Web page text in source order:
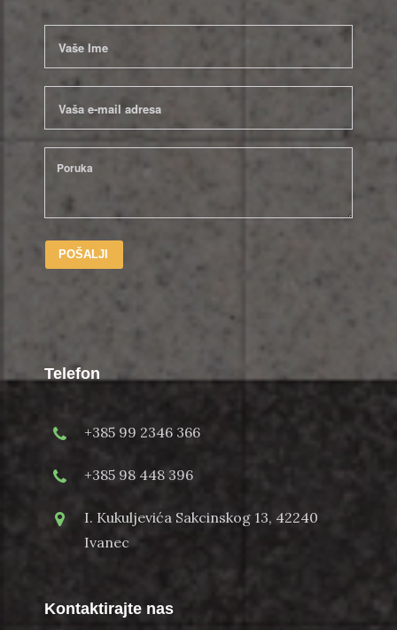
POŠALJI
Telefon
+385 99 2346 366
+385 98 448 396
I. Kukuljevića Sakcinskog 13, 42240
Ivanec
Kontaktirajte nas